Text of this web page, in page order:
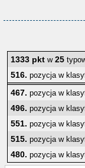
1333 pkt w 25
516. pozycja w
467. pozycja w
496. pozycja w
551. pozycja w
515. pozycja w
480. pozycja w